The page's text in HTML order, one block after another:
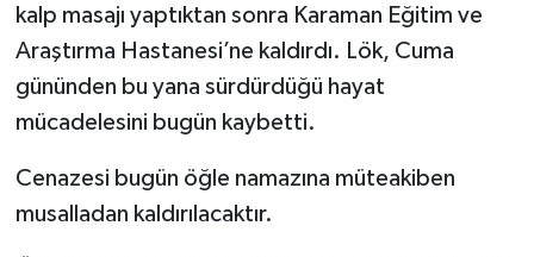
kalp masajı yaptıktan sonra Karaman Eğitim ve
Araştırma Hastanesi’ne kaldırdı. Lök, Cuma
gününden bu yana sürdürdüğü hayat
mücadelesini bugün kaybetti.
Cenazesi bugün öğle namazına müteakiben
musalladan kaldırılacaktır.